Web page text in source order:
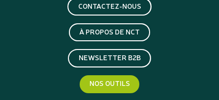
CONTACTEZ-NOUS
À PROPOS DE NCT
NEWSLETTER B2B
NOS OUTILS